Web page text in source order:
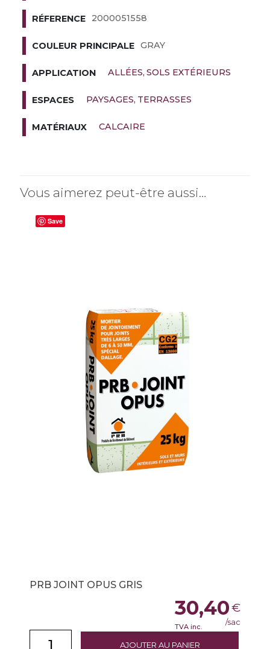
RÉFERENCE 2000051558
COULEUR PRINCIPALE GRAY
APPLICATION ALLÉES SOLS EXTÉRIEURS
ESPACES PAYSAGES TERRASSES
MATÉRIAUX CALCAIRE
Vous aimerez peut-être aussi…
Save
PRB JOINT OPUS GRIS
AJOUTER AU PANIER
30,40€
TVA inc. /sac